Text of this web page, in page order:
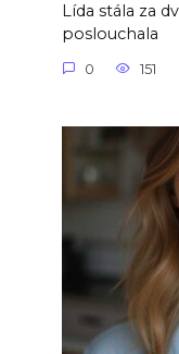
Lída stála za
poslouchala
0 151